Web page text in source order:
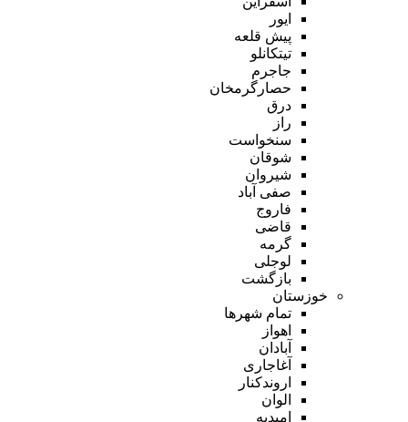
ایور
پیش قلعه
تیتکانلو
جاجرم
حصارگرمخان
درق
راز
سنخواست
شوقان
شیروان
صفی آباد
فاروج
قاضی
گرمه
لوجلی
بازگشت
خوزستان
تمام شهر‌ها
اهواز
آبادان
آغاجاری
اروندکنار
الوان
امیدیه